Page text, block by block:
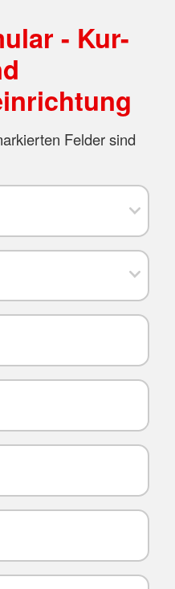
- Kur-
Felder sind